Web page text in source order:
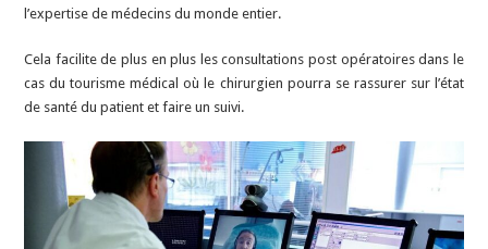
l’expertise de médecins du monde entier.
Cela facilite de plus en plus les consultations post opératoires dans le
cas du tourisme médical où le chirurgien pourra se rassurer sur l’état
de santé du patient et faire un suivi.